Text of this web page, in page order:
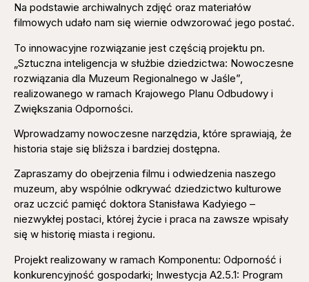
Na podstawie archiwalnych zdjęć oraz materiałów
filmowych udało nam się wiernie odwzorować jego postać.
To innowacyjne rozwiązanie jest częścią projektu pn.
„Sztuczna inteligencja w służbie dziedzictwa: Nowoczesne
rozwiązania dla Muzeum Regionalnego w Jaśle”,
realizowanego w ramach Krajowego Planu Odbudowy i
Zwiększania Odporności.
Wprowadzamy nowoczesne narzędzia, które sprawiają, że
historia staje się bliższa i bardziej dostępna.
Zapraszamy do obejrzenia filmu i odwiedzenia naszego
muzeum, aby wspólnie odkrywać dziedzictwo kulturowe
oraz uczcić pamięć doktora Stanisława Kadyiego –
niezwykłej postaci, której życie i praca na zawsze wpisały
się w historię miasta i regionu.
Projekt realizowany w ramach Komponentu: Odporność i
konkurencyjność gospodarki; Inwestycja A2.5.1: Program